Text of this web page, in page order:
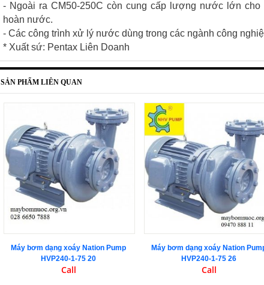
- Ngoài ra CM50-250C còn cung cấp lượng nước lớn cho
hoàn nước.
- Các công trình xử lý nước dùng trong các ngành công
* Xuất sứ: Pentax Liên Doanh
SẢN PHẨM LIÊN QUAN
Máy bơm dạng xoáy Nation Pump
HVP240-1-75 20
Call
Máy bơm dạng xoáy Nation
HVP240-1-75 26
Call